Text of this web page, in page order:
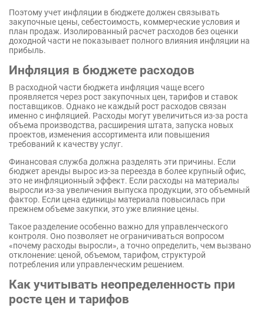
Поэтому учет инфляции в бюджете должен связывать
закупочные цены, себестоимость, коммерческие условия и
план продаж. Изолированный расчет расходов без оценки
доходной части не показывает полного влияния инфляции на
прибыль.
Инфляция в бюджете расходов
В расходной части бюджета инфляция чаще всего
проявляется через рост закупочных цен, тарифов и ставок
поставщиков. Однако не каждый рост расходов связан
именно с инфляцией. Расходы могут увеличиться из-за роста
объема производства, расширения штата, запуска новых
проектов, изменения ассортимента или повышения
требований к качеству услуг.
Финансовая служба должна разделять эти причины. Если
бюджет аренды вырос из-за переезда в более крупный офис,
это не инфляционный эффект. Если расходы на материалы
выросли из-за увеличения выпуска продукции, это объемный
фактор. Если цена единицы материала повысилась при
прежнем объеме закупки, это уже влияние цены.
Такое разделение особенно важно для управленческого
контроля. Оно позволяет не ограничиваться вопросом
«почему расходы выросли», а точно определить, чем вызвано
отклонение: ценой, объемом, тарифом, структурой
потребления или управленческим решением.
Как учитывать неопределенность при
росте цен и тарифов